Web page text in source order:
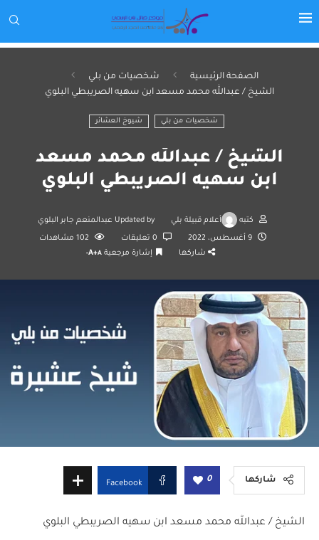
الصفحة الرئيسية
شخصيات من بلي
الشيخ / عبدالله محمد مسعد ابن سهيه الصريبطي البلوي
شخصيات من بلي شيوخ العشائر
الشيخ / عبدالله محمد مسعد
ابن سهيه الصريبطي البلوي
كتبه أعلام قبيلة بلي Updated by عبدالمنعم جابر البلوي
9 أغسطس، 2022 102 مشاهدات
شاركها
إشارة مرجعية A+A-
شاركها 0
Facebook
الشيخ / عبدالله محمد مسعد ابن سهيه الصريبطي البلوي